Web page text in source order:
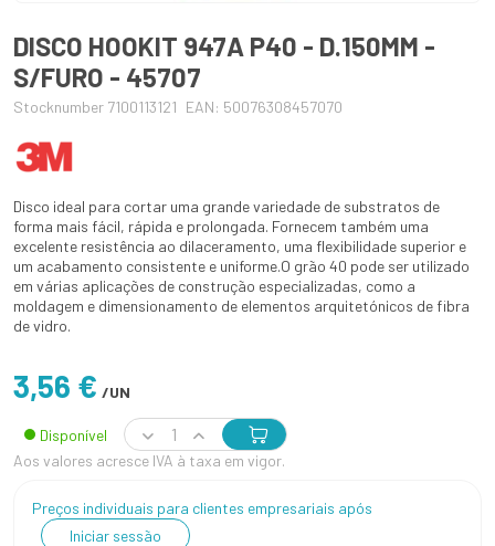
DISCO HOOKIT 947A P40 - D.150MM -
S/FURO - 45707
Stocknumber 7100113121 EAN: 50076308457070
Disco ideal para cortar uma grande variedade de substratos de
forma mais fácil, rápida e prolongada. Fornecem também uma
excelente resistência ao dilaceramento, uma flexibilidade superior e
um acabamento consistente e uniforme.O grão 40 pode ser utilizado
em várias aplicações de construção especializadas, como a
moldagem e dimensionamento de elementos arquitetónicos de fibra
de vidro.
3,56 € /UN
Disponível
Aos valores acresce IVA à taxa em vigor.
Preços individuais para clientes empresariais após
Iniciar sessão